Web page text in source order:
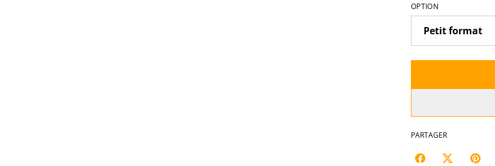
OPTION
PARTAGER